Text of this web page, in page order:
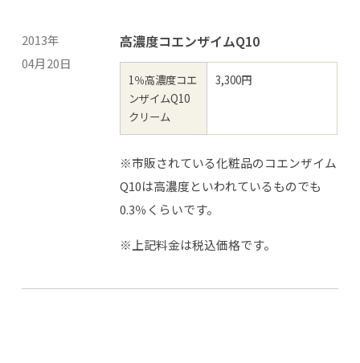
2013年
04月20日
高濃度コエンザイムQ10
1％高濃度コエ
ンザイムQ10
クリーム
3,300円
※市販されている化粧品のコエンザイム
Q10は高濃度といわれているものでも
0.3％くらいです。
※上記料金は税込価格です。